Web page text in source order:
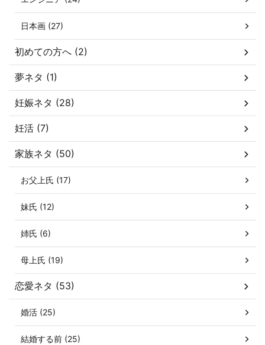
日本画 (27)
初めての方へ (2)
夢ネタ (1)
妊娠ネタ (28)
妊活 (7)
家族ネタ (50)
お父上氏 (17)
妹氏 (12)
姉氏 (6)
母上氏 (19)
恋愛ネタ (53)
婚活 (25)
結婚する前 (25)